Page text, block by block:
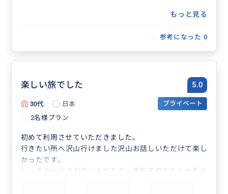
もっと見る
参考になった 0
楽しい旅でした 5.0
30代 日本
プライベート
2名様プラン
初めて利用させていただきました。
行きたい所へ沢山行けました沢山お話しいただけて楽し
かったです。
レンタカーどこが良いんだろう、運転不安だなとか色々